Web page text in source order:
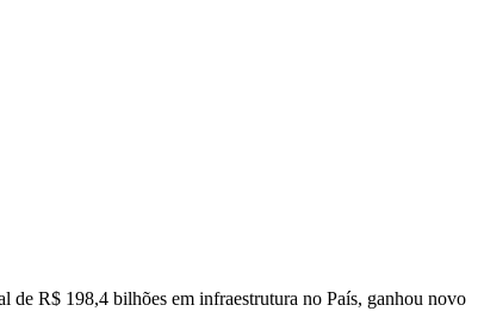
de R$ 198,4 bilhões em infraestrutura no País, ganhou novo